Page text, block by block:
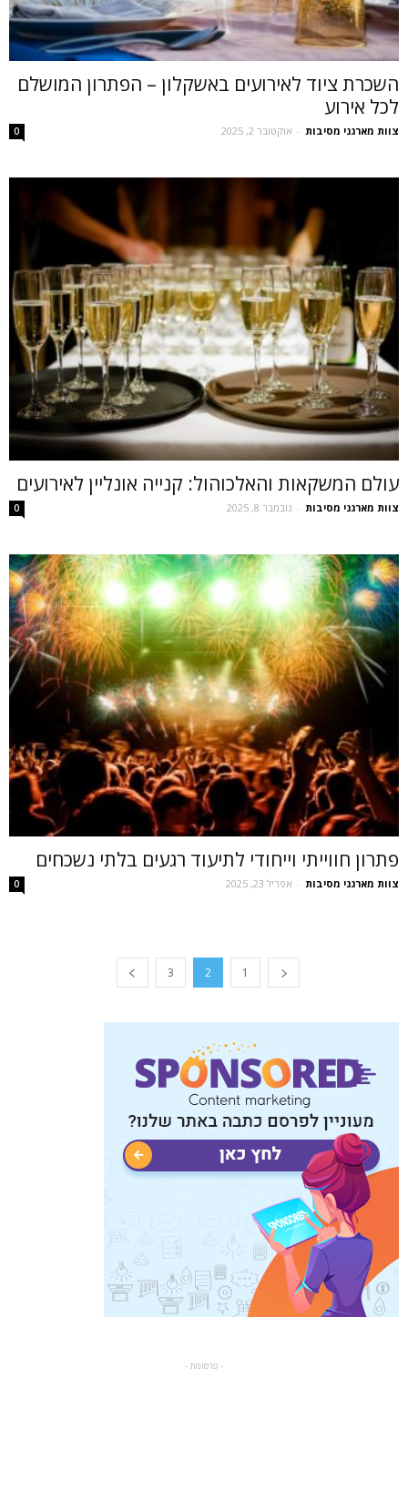
השכרת ציוד לאירועים באשקלון – הפתרון המושלם
לכל אירוע
צוות מארגני מסיבות - אוקטובר 2, 2025 0
עולם המשקאות והאלכוהול: קנייה אונליין לאירועים
צוות מארגני מסיבות - נובמבר 8, 2025 0
פתרון חווייתי וייחודי לתיעוד רגעים בלתי נשכחים
צוות מארגני מסיבות - אפריל 23, 2025 0
1
2
3
- פרסומת -